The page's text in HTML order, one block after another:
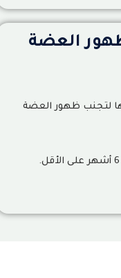
العضة
لتجنب ظهور العضة